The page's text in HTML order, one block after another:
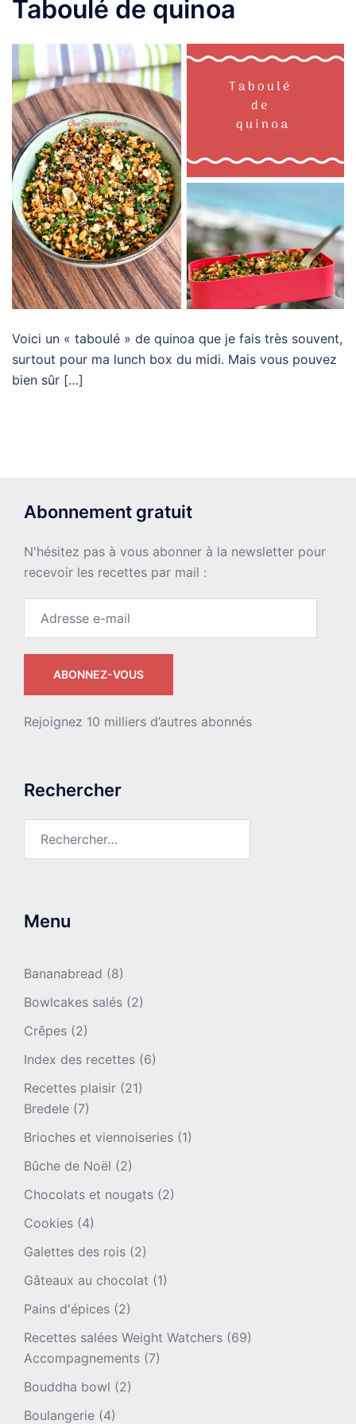
Taboulé de quinoa
Voici un « taboulé » de quinoa que je fais très souvent,
surtout pour ma lunch box du midi. Mais vous pouvez
bien sûr […]
Abonnement gratuit
N'hésitez pas à vous abonner à la newsletter pour
recevoir les recettes par mail :
ABONNEZ-VOUS
Rejoignez 10 milliers d’autres abonnés
Rechercher
Menu
Bananabread (8)
Bowlcakes salés (2)
Crêpes (2)
Index des recettes (6)
Recettes plaisir (21)
Bredele (7)
Brioches et viennoiseries (1)
Bûche de Noël (2)
Chocolats et nougats (2)
Cookies (4)
Galettes des rois (2)
Gâteaux au chocolat (1)
Pains d'épices (2)
Recettes salées Weight Watchers (69)
Accompagnements (7)
Bouddha bowl (2)
Boulangerie (4)